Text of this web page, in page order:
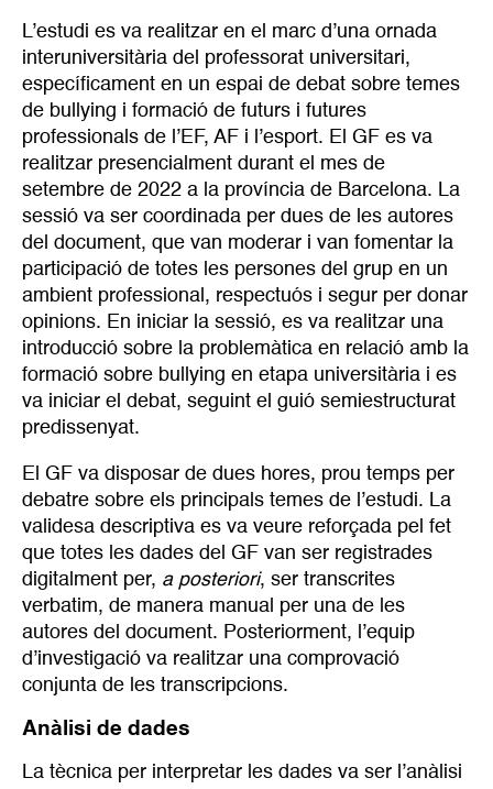
L’estudi es va realitzar en el marc d’una ornada
interuniversitària del professorat universitari,
específicament en un espai de debat sobre temes
de bullying i formació de futurs i futures
professionals de l’EF, AF i l’esport. El GF es va
realitzar presencialment durant el mes de
setembre de 2022 a la província de Barcelona. La
sessió va ser coordinada per dues de les autores
del document, que van moderar i van fomentar la
participació de totes les persones del grup en un
ambient professional, respectuós i segur per donar
opinions. En iniciar la sessió, es va realitzar una
introducció sobre la problemàtica en relació amb la
formació sobre bullying en etapa universitària i es
va iniciar el debat, seguint el guió semiestructurat
predissenyat.
El GF va disposar de dues hores, prou temps per
debatre sobre els principals temes de l’estudi. La
validesa descriptiva es va veure reforçada pel fet
que totes les dades del GF van ser registrades
digitalment per, a posteriori, ser transcrites
verbatim, de manera manual per una de les
autores del document. Posteriorment, l’equip
d’investigació va realitzar una comprovació
conjunta de les transcripcions.
Anàlisi de dades
La tècnica per interpretar les dades va ser l’anàlisi